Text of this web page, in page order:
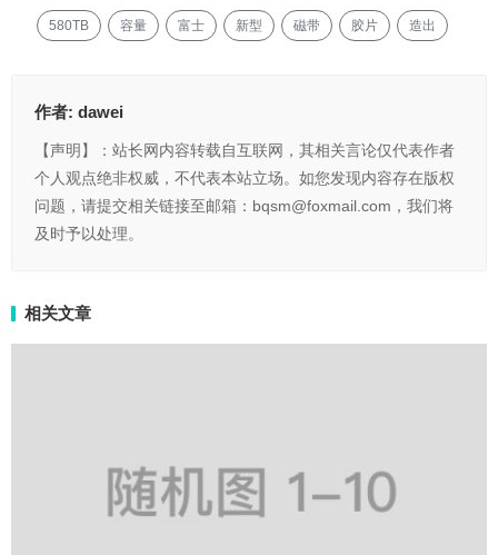
580TB 容量 富士 新型 磁带 胶片 造出
作者: dawei
【声明】：站长网内容转载自互联网，其相关言论仅代表作者
个人观点绝非权威，不代表本站立场。如您发现内容存在版权
问题，请提交相关链接至邮箱：bqsm@foxmail.com，我们将
及时予以处理。
相关文章